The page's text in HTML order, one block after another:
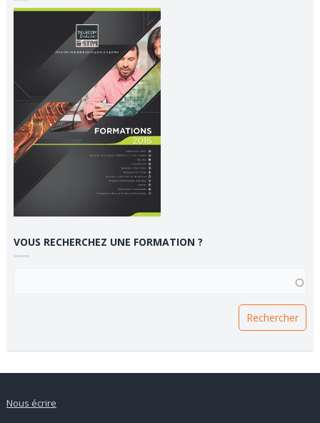
VOUS RECHERCHEZ UNE FORMATION ?
Nous écrire